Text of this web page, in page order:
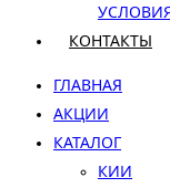
КОНТАКТЫ
ГЛАВНАЯ
АКЦИИ
КАТАЛОГ
КИИ